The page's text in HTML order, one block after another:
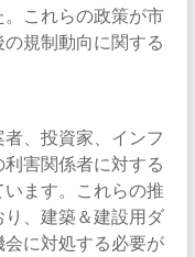
これらの政策が市
規制動向に関する
、投資家、インフ
害関係者に対する
ます。これらの推
、建築＆建設用ダ
に対処する必要が